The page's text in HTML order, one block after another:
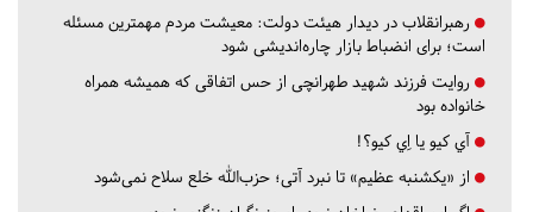
رهبرانقلاب در دیدار هیئت دولت: معیشت مردم مهمترین مسئله
است؛ برای انضباط بازار چاره‌اندیشی شود
روایت فرزند شهید طهرانچی از حس اتفاقی که همیشه همراه
خانواده بود
آي كيو يا اِي كيو؟!
از «یکشنبه عظیم» تا نبرد آتی؛ حزب‌الله خلع سلاح نمی‌شود